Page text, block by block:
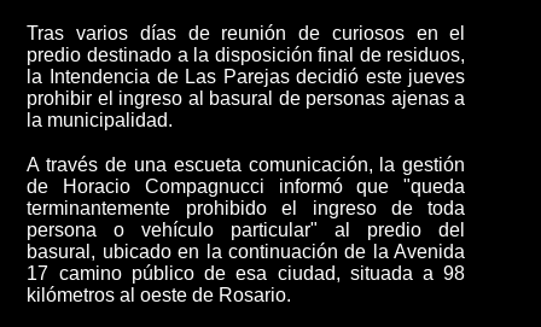
Tras varios días de reunión de curiosos en el
predio destinado a la disposición final de residuos,
la Intendencia de Las Parejas decidió este jueves
prohibir el ingreso al basural de personas ajenas a
la municipalidad.
A través de una escueta comunicación, la gestión
de Horacio Compagnucci informó que"queda
terminantemente prohibido el ingreso de toda
persona o vehículo particular" al predio del
basural, ubicado en la continuación de la Avenida
17 camino público de esa ciudad, situada a 98
kilómetros al oeste de Rosario.